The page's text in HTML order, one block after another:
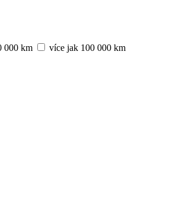
000 km
více jak 100 000 km